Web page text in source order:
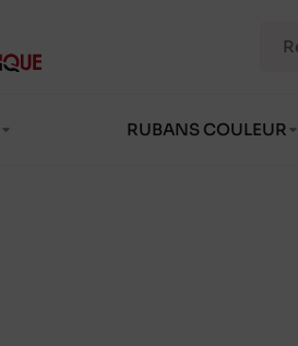
RUBANS COULEUR